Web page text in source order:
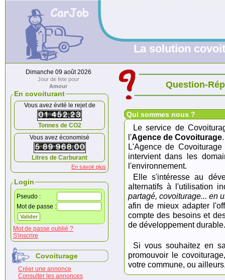
La solution
Dimanche 09 août 2026
Jour de fete pour
Amour
En covoiturant
Vous avez évité le rejet de
Tonnes de CO2
Vous avez économisé
Litres de Carburant
En savoir plus
Login
Pseudo :
Mot de passe :
Mot de passe oublié ?
S'inscrire
Covoiturage
Créer une annonce
Consulter les annonces
Question-
Qui sommes nous ?
Le service de
l'Agence de Covoiturage.
L'Agence de
intervient dans les
l'environnement.
Elle s'intéresse au
alternatifs à l'utilisation
partagé, covoiturage... en
afin de mieux adapter
compte des besoins et
de développement durable.
Si vous souhaitez en
promouvoir le
votre commune, ou